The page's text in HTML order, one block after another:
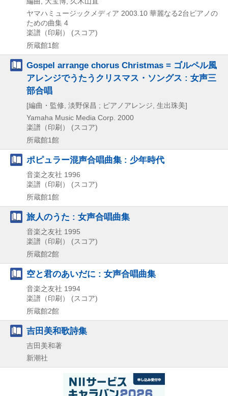
ヤマハミュージックメディア 2003.10 華麗なる2台ピアノの
ための曲集 4
楽譜（印刷） (スコア)
所蔵館1館
Gospel arrange chorus Christmas = ゴルペル風
アレンジでうたうクリスマス・ソングス : 女声三
部合唱
[編曲・監修, 淡野保昌 ; ピアノアレンジ, 生出珠美]
Yamaha Music Media Corp. 2000
楽譜（印刷） (スコア)
所蔵館1館
ポピュラー混声合唱曲集 : 少年時代
音楽之友社 1996
楽譜（印刷） (スコア)
所蔵館1館
旅人のうた : 女声合唱曲集
音楽之友社 1995
楽譜（印刷） (スコア)
所蔵館2館
空と君のあいだに : 女声合唱曲集
音楽之友社 1994
楽譜（印刷） (スコア)
所蔵館2館
吉田美和歌詩集
吉田美和著
新潮社